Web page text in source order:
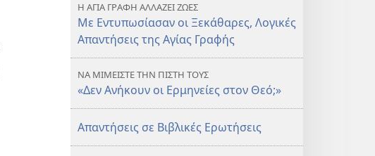
Η ΑΓΙΑ ΓΡΑΦΗ ΑΛΛΑΖΕΙ ΖΩΕΣ
Με Εντυπωσίασαν οι Ξεκάθαρες, Λογικές
Απαντήσεις της Αγίας Γραφής
ΝΑ ΜΙΜΕΙΣΤΕ ΤΗΝ ΠΙΣΤΗ ΤΟΥΣ
«Δεν Ανήκουν οι Ερμηνείες στον Θεό;»
Απαντήσεις σε Βιβλικές Ερωτήσεις